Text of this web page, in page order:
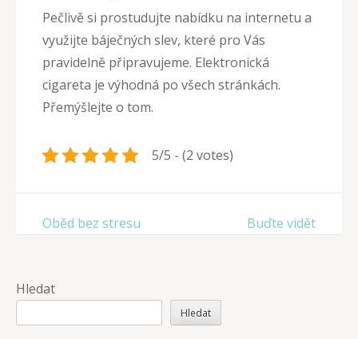
Pečlivě si prostudujte nabídku na internetu a
využijte báječných slev, které pro Vás
pravidelně připravujeme. Elektronická
cigareta je výhodná po všech stránkách.
Přemýšlejte o tom.
5/5 - (2 votes)
Navigace
Oběd bez stresu Buďte vidět
Hledat
Hledat